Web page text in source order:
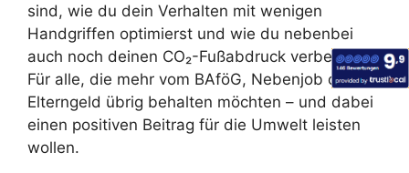
sind, wie du dein Verhalten mit wenigen
Handgriffen optimierst und wie du nebenbei
auch noch deinen CO₂-Fußabdruck verbesserst.
Für alle, die mehr vom BAföG, Nebenjob oder
Elterngeld übrig behalten möchten – und dabei
einen positiven Beitrag für die Umwelt leisten
wollen.